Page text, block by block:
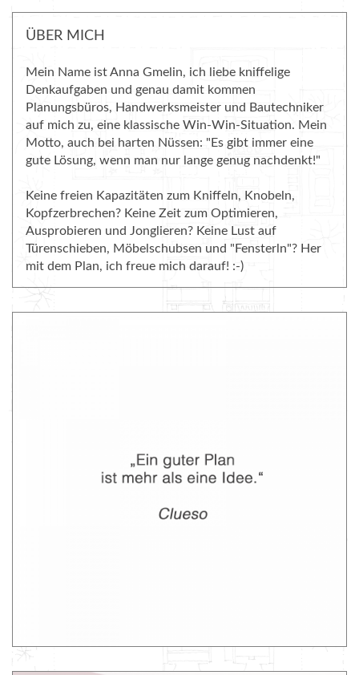
ÜBER MICH
Mein Name ist Anna Gmelin, ich liebe kniffelige
Denkaufgaben und genau damit kommen
Planungsbüros, Handwerksmeister und Bautechniker
auf mich zu, eine klassische Win-Win-Situation. Mein
Motto, auch bei harten Nüssen: "Es gibt immer eine
gute Lösung, wenn man nur lange genug nachdenkt!"
Keine freien Kapazitäten zum Kniffeln, Knobeln,
Kopfzerbrechen? Keine Zeit zum Optimieren,
Ausprobieren und Jonglieren? Keine Lust auf
Türenschieben, Möbelschubsen und "Fensterln"? Her
mit dem Plan, ich freue mich darauf! :-)